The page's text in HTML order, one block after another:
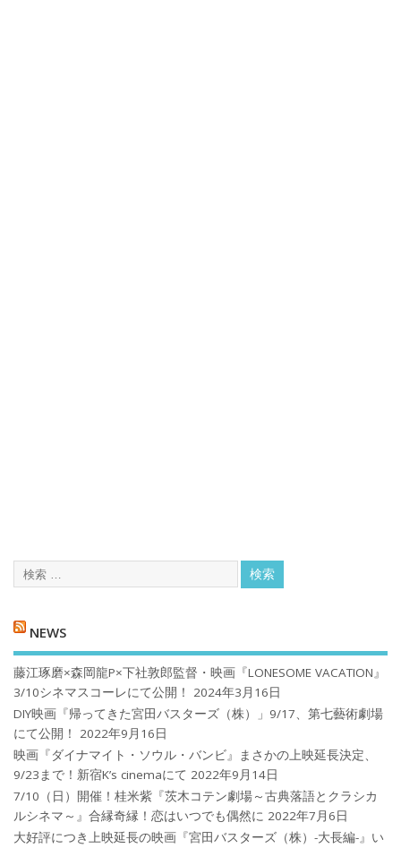
NEWS
藤江琢磨×森岡龍P×下社敦郎監督・映画『LONESOME VACATION』
3/10シネマスコーレにて公開！
2024年3月16日
DIY映画『帰ってきた宮田バスターズ（株）」9/17、第七藝術劇場
にて公開！
2022年9月16日
映画『ダイナマイト・ソウル・バンビ』まさかの上映延長決定、
9/23まで！新宿K’s cinemaにて 2022年9月14日
7/10（日）開催！桂米紫『茨木コテン劇場～古典落語とクラシカ
ルシネマ～』合縁奇縁！恋はいつでも偶然に 2022年7月6日
大好評につき上映延長の映画『宮田バスターズ（株）-大長編-』い